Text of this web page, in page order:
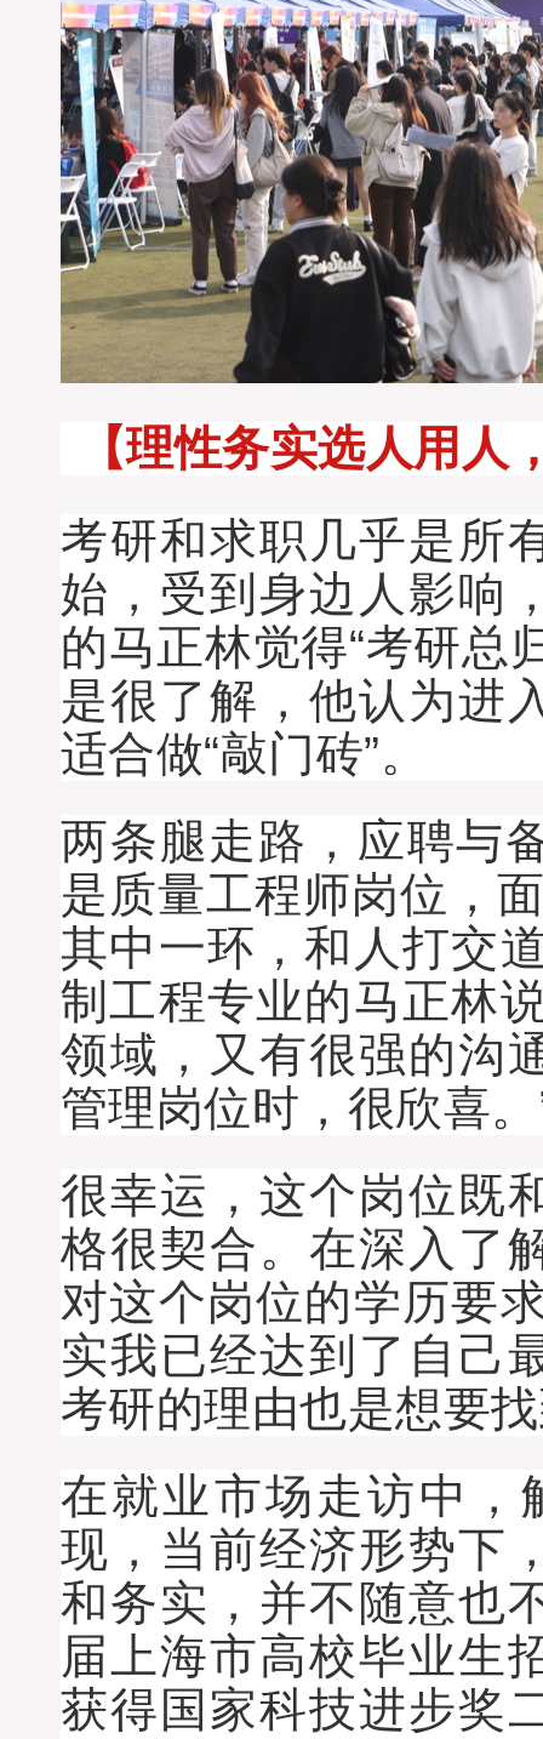
【理性务实选人用
考研和求职几乎是所
始，受到身边人影响
的马正林觉得“考研总
是很了解，他认为进
适合做“敲门砖”。
两条腿走路，应聘与
是质量工程师岗位，
其中一环，和人打交
制工程专业的马正林
领域，又有很强的沟
管理岗位时，很欣喜。
很幸运，这个岗位既
格很契合。在深入了
对这个岗位的学历要
实我已经达到了自己
考研的理由也是想要
在就业市场走访中，
现，当前经济形势下
和务实，并不随意也
届上海市高校毕业生
获得国家科技进步奖